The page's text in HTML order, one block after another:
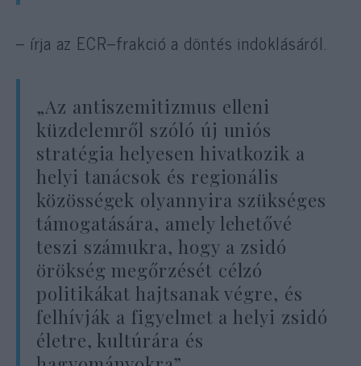
– írja az ECR–frakció a döntés indoklásáról.
„Az antiszemitizmus elleni
küzdelemről szóló új uniós
stratégia helyesen hivatkozik a
helyi tanácsok és regionális
közösségek olyannyira szükséges
támogatására, amely lehetővé
teszi számukra, hogy a zsidó
örökség megőrzését célzó
politikákat hajtsanak végre, és
felhívják a figyelmet a helyi zsidó
életre, kultúrára és